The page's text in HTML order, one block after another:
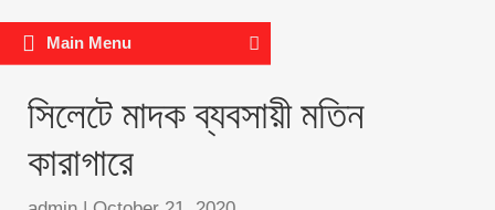
Main Menu
সিলেটে মাদক ব্যবসায়ী মতিন
কারাগারে